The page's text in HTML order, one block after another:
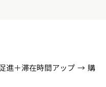
進＋滞在時間アップ → 購